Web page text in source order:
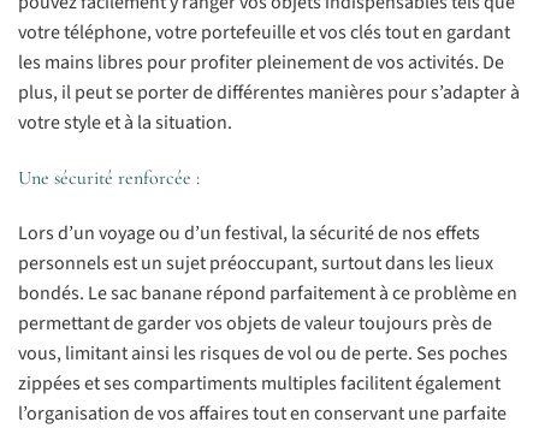
votre téléphone, votre portefeuille et vos clés tout en gardant
les mains libres pour profiter pleinement de vos activités. De
plus, il peut se porter de différentes manières pour s’adapter à
votre style et à la situation.
Une sécurité renforcée :
Lors d’un voyage ou d’un festival, la sécurité de nos effets
personnels est un sujet préoccupant, surtout dans les lieux
bondés. Le sac banane répond parfaitement à ce problème en
permettant de garder vos objets de valeur toujours près de
vous, limitant ainsi les risques de vol ou de perte. Ses poches
zippées et ses compartiments multiples facilitent également
l’organisation de vos affaires tout en conservant une parfaite